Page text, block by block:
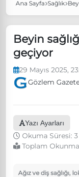
Popüler
Özgür Özel,
Ünlü çift bir
Boykot
Ana Sayfa Sağlık
Beyin
geçiyor
29 Mayıs 2025,
Gözlem
Yazı Ayarları
Okuma Süresi:
Toplam
Ağız ve diş sağlığı,